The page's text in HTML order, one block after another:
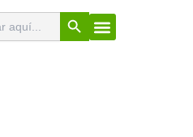
Menú
Botón de búsqueda